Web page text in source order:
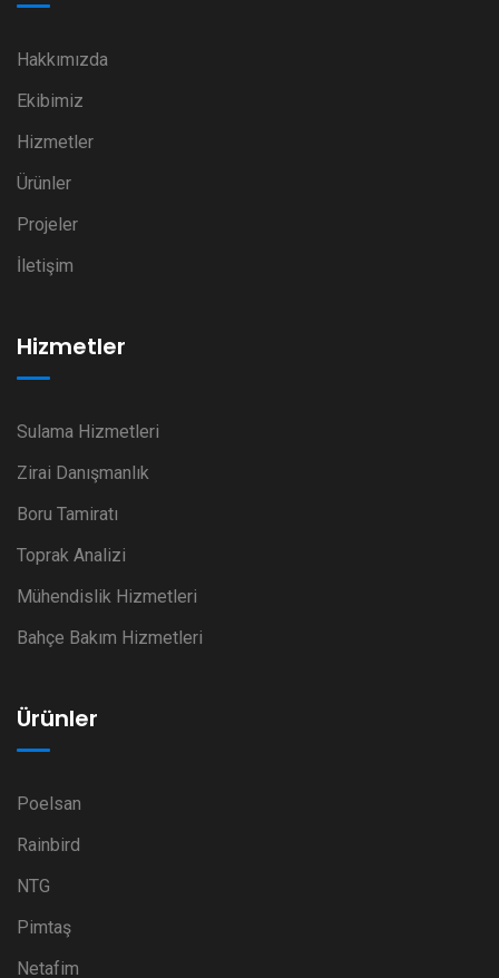
Hakkımızda
Ekibimiz
Hizmetler
Ürünler
Projeler
İletişim
Hizmetler
Sulama Hizmetleri
Zirai Danışmanlık
Boru Tamiratı
Toprak Analizi
Mühendislik Hizmetleri
Bahçe Bakım Hizmetleri
Ürünler
Poelsan
Rainbird
NTG
Pimtaş
Netafim